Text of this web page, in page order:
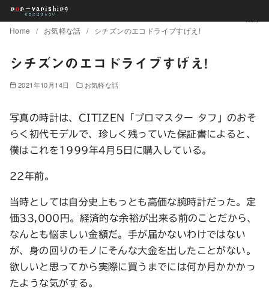
Home お気軽な話 シチズンのエコドライブすげえ!
シチズンのエコドライブすげえ!
2021年10月14日 お気軽な話
写真の時計は、CITIZEN「プロマスター タフ」のおそ
らく初代モデルで、珍しく残っていた保証書によると、
僕はこれを1999年4月5日に購入している。
22年前。
当時としては自分史上もっとも高価な腕時計だった。定
価33,000円。経済的な余裕が出来る前のことだから、
なんとも悩ましい金額だ。手が届かないわけではない
が、身の回りのモノにそんな大金を出したことがない。
欲しいと思ってから実際に買うまでには何か月かかかっ
たような気がする。